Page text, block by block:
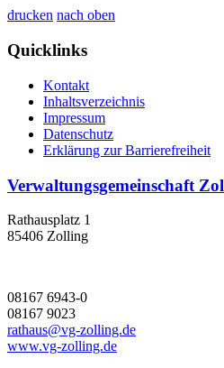
drucken nach oben
Quicklinks
Kontakt
Inhaltsverzeichnis
Impressum
Datenschutz
Erklärung zur Barrierefreiheit
Verwaltungsgemeinschaft
Rathausplatz 1
85406 Zolling
08167 6943-0
08167 9023
rathaus@vg-zolling.de
www.vg-zolling.de